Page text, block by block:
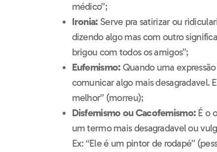
médico”;
Ironia: Serve pra satirizar ou
dizendo algo mas com outro
brigou com todos os amigos”;
Eufemismo: Quando uma
comunicar algo mais desagradavel.
melhor” (morreu);
Disfemismo ou Cacofemismo: É o
um termo mais desagradavel ou
Ex: “Ele é um pintor de rodapé”